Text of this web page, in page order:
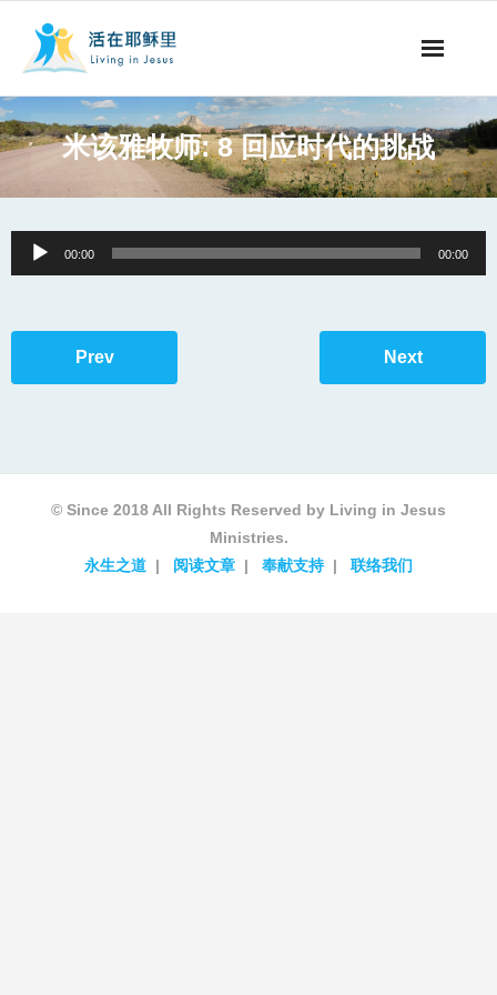
事工概要
阅读文章
米该雅牧师: 8 回应时代的挑战
Audio
Player
00:00 00:00
Prev Next
© Since 2018 All Rights Reserved by Living in Jesus
Ministries.
永生之道
阅读文章 奉献支持 联络我们